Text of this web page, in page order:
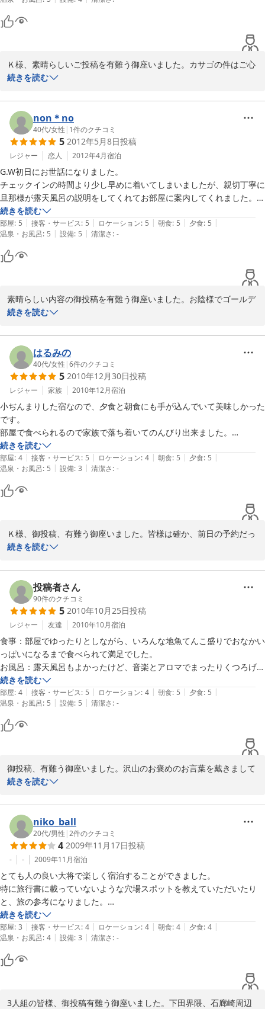
柄の良さだけでもこの宿に泊まって良かったと思えます。
海水浴から宿へ直行だったので、着いてすぐにお風呂に入らせていただ
暑い日でしたが、部屋の窓からは心地よい涼しい風が入ってきて、しば
らくエアコンを付けずに自然の風に当たっていました。お部屋の中は風
皆様の感想にもあるように、お食事は朝夕共にボリュームたっぷりで、
味付けも丁度良かったです。
今時、旅館でも部屋食の所は少なくなりましたが、こちらはお部屋へ運
んできてくださるので、寛ぎながら大変美味しく頂きました。
特に骨までサクサクのカサゴがとっても美味しかったです。あれだけ立
派なカサゴを骨まで食べられるほどにカラッと揚げるのは大変だと思い
ますが、カサゴ好きにはとても嬉しい一品でした。
私たちは２階のお部屋でしたが、階下や部屋外の音はやはり響きます。
ですが、それが気になる方ならホテルを選ぶべきでしょうし、深夜や早
朝に周辺に配慮するのは泊まる側のマナーだと思いますので、是非この
アットホームなお宿のままでいていただけたら嬉しいです。
Ｋ様、素晴らしいご投稿を有難う御座いました。カサゴの件はご心
配ありません、左手に焼酎の入ったグラスを握りしめておりますか
ですから色々な騒音が気に障る事は間違いありませんが、ご指摘さ
れた様な感覚のお客様で民宿が賑わって行くことを希っておりま
す。来年も「雅彦」に会いに来て下さい、3人で焼酎ビンを傾けま
しょう。
2012-08-21
続きを読む
non＊no
40代/女性 | 1件のクチコミ
5 2012年5月8日投稿
レジャー 恋人 2012年4月宿泊
G.W初日にお世話になりました。
チェックインの時間より少し早めに着いてしまいましたが、親切丁寧に
旦那様が露天風呂の説明をしてくれてお部屋に案内してくれました。
お部屋はごじんまりしていて清潔感のある落ち着ける部屋で、トイレも
綺麗に掃除してありました。
何と言っても露天風呂が最高〜
大人二人が足を伸ばしてゆっくり入れました。
ビックリしたのが料理の多さで、金目鯛の煮付けや伊勢海老のお刺身、
船盛等etc…とても美味しくて感動しました。
も良いお宿です。
ありがとうございました♪
続きを読む
部屋: 5 | 接客・サービス: 5 | ロケーション: 5 | 朝食: 5 | 夕食: 5 |
温泉・お風呂: 5 | 設備: 5 | 清潔さ: -
素晴らしい内容の御投稿を有難う御座いました。お陰様でゴールデ
ン・ウィークも喧噪の内に無事に終りまして、民宿の周りも「磯ひ
ります。夏場の書き入れ時までは暇を弄ぶ日々が続きますが、静か
過ぎても気が滅入りますので何時でも御気軽に「竹虎」を賑わしに
御出で下さい。次回は台所で焼酎でも御一緒に如何でしょうか？
2012-05-09
続きを読む
はるみの
40代/女性 |6件のクチコミ
5 2010年12月30日投稿
レジャー 家族 2010年12月宿泊
小ぢんまりした宿なので、夕食と朝食にも手が込んでいて美味しかった
です。
部屋で食べられるので家族で落ち着いてのんびり出来ました。
子供には熱かった様ですが、露天風呂もあり、貸し切りできるので思う
存分リラックス出来ました。宿の方もやさしかったのでまた来たいで
す。
ありがとうございました。
和室（１４〜１６畳）
続きを読む
部屋: 4 | 接客・サービス: 5 | ロケーション: 4 | 朝食: 5 | 夕食: 5 |
温泉・お風呂: 5 | 設備: 3 | 清潔さ: -
Ｋ様、御投稿、有難う御座いました。皆様は確か、前日の予約だっ
たと思いますが急にお休みが取れたのでしょうか？露天風呂や食事
くカーブばかりのドライブになりますが時間が空き次第、又お気軽
にお越し下さい。
2011-01-02
続きを読む
投稿者さん
90件のクチコミ
5 2010年10月25日投稿
レジャー 友達 2010年10月宿泊
食事：部屋でゆったりとしながら、いろんな地魚てんこ盛りでおなかい
っぱいになるまで食べられて満足でした。
お風呂：露天風呂もよかったけど、音楽とアロマでまったりくつろげる
お風呂も珍しくてよかったです。ただ、せめて二人入ってもくつろげる
だけの湯船の大きさがあるといいと感じました。
部屋：宿泊人数を見て、隣の部屋を空けてくれてたのはありがたかった
が、真下の部屋のグループがウクレレまで持ち出して騒いでた音は筒抜
けでした。
廊下等：民宿とは思えないくらい綺麗にされてるところもあり、好印
ご主人：明るく人のよい方で、気楽にすごせました。
立地：石廊崎側からの宿にむかった場合、看板が見えず、一度通り過ぎ
続きを読む
部屋: 4 | 接客・サービス: 5 | ロケーション: 4 | 朝食: 5 | 夕食: 5 |
温泉・お風呂: 5 | 設備: 5 | 清潔さ: -
御投稿、有難う御座いました。沢山のお褒めのお言葉を戴きまして
面映い思いをしております。実は私も真下の部屋で一緒に酒を飲ん
ら遅くまで弾かないでよ」とは注意したのですがその間に酔いつぶ
れてしまい大変ご迷惑をお掛けしました。今後、夕食後の器楽は一
切禁止と致します。石廊崎から走って来た時の看板や駐車場の件で
すが右側（海側）が海岸空地とか言う国有地ですので色々と制約が
あるみたいですからご容赦下さい。
2010-10-26
続きを読む
niko_ball
20代/男性 |2件のクチコミ
4 2009年11月17日投稿
- - 2009年11月宿泊
とても人の良い大将で楽しく宿泊することができました。
特に旅行書に載っていないような穴場スポットを教えていただいたり
と、旅の参考になりました。
料理も大満足です。２０代の食べ盛りの男性３人で訪れましたが、３人
とも満腹でした。お刺身に小鍋、煮物、ホイル焼き、揚げ魚などなど、
とても良かったです。
とてもリーズナブルな価格なのでリピータが多いのもうなずけました。
私もまた訪れたいです。
続きを読む
部屋: 3 | 接客・サービス: 4 | ロケーション: 4 | 朝食: 4 | 夕食: 4 |
温泉・お風呂: 4 | 設備: 3 | 清潔さ: -
3人組の皆様、御投稿有難う御座いました。下田界隈、石廊崎周辺